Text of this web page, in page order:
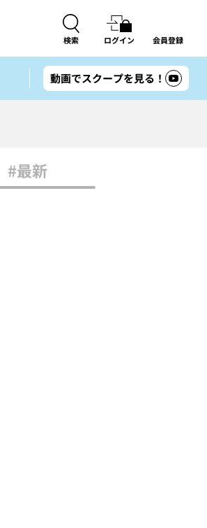
検索 ログイン 会員登録
動画でスクープを見る！
#最新